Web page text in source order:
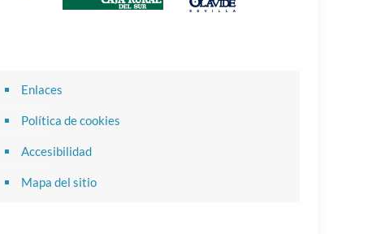
Enlaces
Política de cookies
Accesibilidad
Mapa del sitio